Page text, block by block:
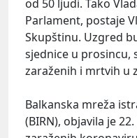
od 50 ljudi. Tako
Parlament, postaje
Skupštinu. Uzgred
sjednice u prosincu,
zaraženih i mrtvih u
Balkanska mreža
(BIRN), objavila je